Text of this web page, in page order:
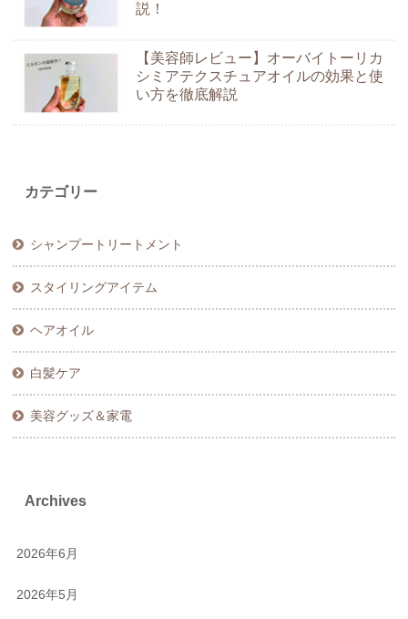
説！
【美容師レビュー】オーバイトーリカ
シミアテクスチュアオイルの効果と使
い方を徹底解説
カテゴリー
シャンプートリートメント
スタイリングアイテム
ヘアオイル
白髪ケア
美容グッズ＆家電
Archives
2026年6月
2026年5月